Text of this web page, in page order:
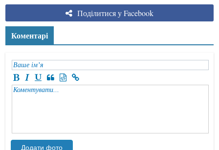
Поділитися у Facebook
Коментарі